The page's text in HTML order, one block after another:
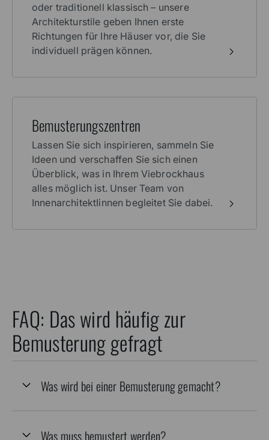
oder traditionell klassisch – unsere
Architekturstile geben Ihnen erste
Richtungen für Ihre Häuser vor, die Sie
individuell prägen können.
Bemusterungszentren
Lassen Sie sich inspirieren, sammeln Sie
Ideen und verschaffen Sie sich einen
Überblick, was in Ihrem Viebrockhaus
alles möglich ist. Unser Team von
InnenarchitektIinnen begleitet Sie dabei.
FAQ: Das wird häufig zur
Bemusterung gefragt
Was wird bei einer Bemusterung gemacht?
Was muss bemustert werden?